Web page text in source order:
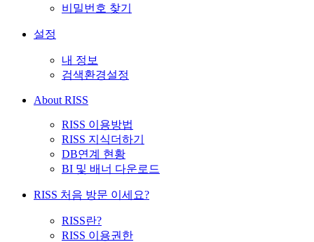
비밀번호 찾기
설정
내 정보
검색환경설정
About RISS
RISS 이용방법
RISS 지식더하기
DB연계 현황
BI 및 배너 다운로드
RISS 처음 방문 이세요?
RISS란?
RISS 이용권한